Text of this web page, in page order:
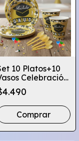
10 Platos+10
Celebración
Comprar